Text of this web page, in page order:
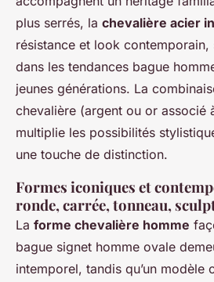
plus serrés, la chevalière acier
résistance et look
dans les tendances bague
jeunes générations. La
chevalière (argent ou or associé
multiplie les possibilités
une touche de distinction.
Formes iconiques et
ronde, carrée, tonneau,
La forme chevalière homme
bague signet homme ovale
intemporel, tandis qu’un modèle